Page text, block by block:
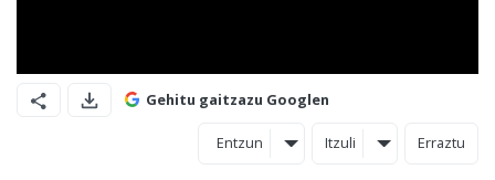
Gehitu gaitzazu Googlen
Entzun Itzuli Erraztu